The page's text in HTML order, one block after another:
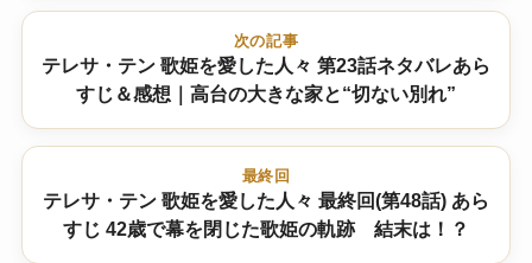
次の記事
テレサ・テン 歌姫を愛した人々 第23話ネタバレあら
すじ＆感想｜高台の大きな家と“切ない別れ”
最終回
テレサ・テン 歌姫を愛した人々 最終回(第48話) あら
すじ 42歳で幕を閉じた歌姫の軌跡 結末は！？